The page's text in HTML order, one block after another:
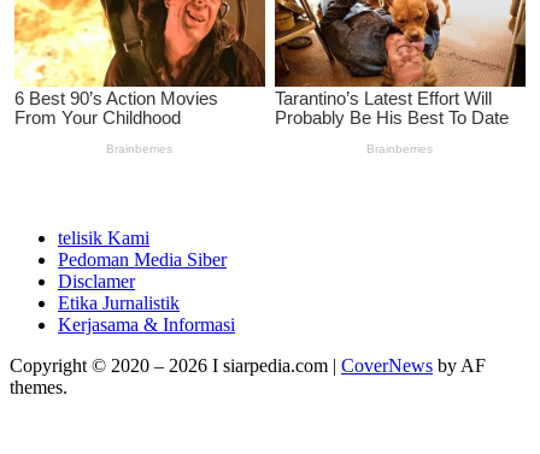
telisik Kami
Pedoman Media Siber
Disclamer
Etika Jurnalistik
Kerjasama & Informasi
Copyright © 2020 – 2026 I siarpedia.com | CoverNews by AF
themes.